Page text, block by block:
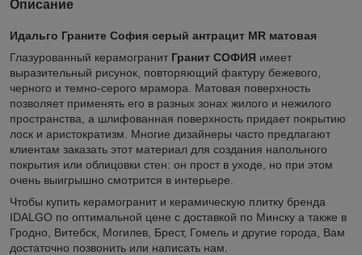
Описание
Идальго Граните София серый антрацит MR матовая
Глазурованный керамогранит Гранит СОФИЯ имеет
выразительный рисунок, повторяющий фактуру бежевого,
черного и темно-серого мрамора. Матовая поверхность
позволяет применять его в разных зонах жилого и нежилого
пространства, а шлифованная поверхность придает покрытию
лоск и аристократизм. Многие дизайнеры часто предлагают
клиентам заказать этот материал для создания напольного
покрытия или облицовки стен: он прост в уходе, но при этом
очень выигрышно смотрится в интерьере.
Чтобы купить керамогранит и керамическую плитку бренда
IDALGO по оптимальной цене с доставкой по Минску а также в
Гродно, Витебск, Могилев, Брест, Гомель и другие города, Вам
достаточно позвонить или написать нам.